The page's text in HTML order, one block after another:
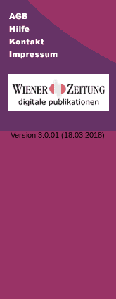
Version 3.0.01 (18.03.2018)